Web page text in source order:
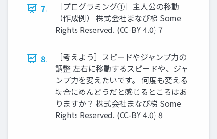
7.
［プログラミング①］主人公の移動
（作成例） 株式会社まなび梯 Some
Rights Reserved. (CC-BY 4.0) 7
8.
［考えよう］スピードやジャンプ力の
調整 左右に移動するスピードや、ジャ
ンプ力を変えたいです。 何度も変える
場合にめんどうだと感じるところはあ
りますか？ 株式会社まなび梯 Some
Rights Reserved. (CC-BY 4.0) 8